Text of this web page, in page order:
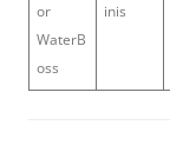
or
WaterB
oss
inis